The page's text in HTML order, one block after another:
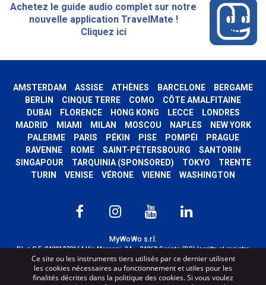
Achetez le guide audio complet sur notre
nouvelle application TravelMate !
Cliquez ici
AMSTERDAM ASSISE ATHÈNES BARCELONE
BERGAME
BERLIN
CINQUE TERRE COMO
CÔTE AMALFITAINE
DUBAI
FLORENCE HONG KONG LECCE
LONDRES
MADRID
MIAMI MILAN MOSCOU NAPLES
NEW YORK
PALERME
PARIS PÉKIN PISE POMPÉI
PRAGUE
RAVENNE
ROME SAINT-PÉTERSBOURG
SANTORIN
SINGAPOUR
TARQUINIA (SPONSORED) TOKYO
TRENTE
TURIN
VENISE VÉRONE VIENNE WASHINGTON
MyWoWo s.r.l.
P.I. e C.F. 04201270164 Via Marconi, 34 – 24068 Seriate (BG) Iscritta al registro
delle imprese di Bergamo con n° iscrizione 443941 – Cap.Soc. € 100.000,00 i.v.
TERMS AND CONDITIONS-CREDITS
Ce site ou les instruments tiers utilisés par ce dernier utilisent
les cookies nécessaires au fonctionnement et utiles pour les
finalités décrites dans la politique des cookies. Si vous voulez